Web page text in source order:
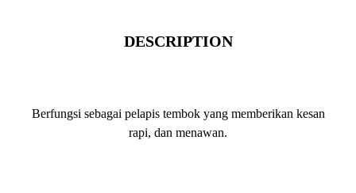
DESCRIPTION
Berfungsi sebagai pelapis tembok yang memberikan kesan
rapi, dan menawan.